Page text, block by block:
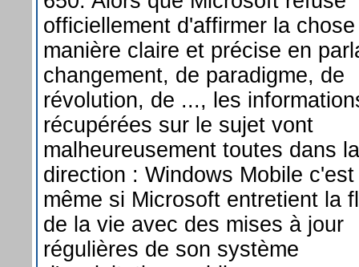
officiellement d'affirmer la
manière claire et précise en
changement, de paradigme, de
révolution, de ..., les
récupérées sur le sujet vont
malheureusement toutes dans
direction : Windows Mobile
même si Microsoft entretient la
de la vie avec des mises à jour
régulières de son système